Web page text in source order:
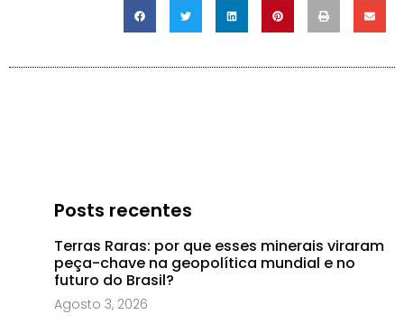
Posts recentes
Terras Raras: por que esses minerais viraram
peça-chave na geopolítica mundial e no
futuro do Brasil?
Agosto 3, 2026